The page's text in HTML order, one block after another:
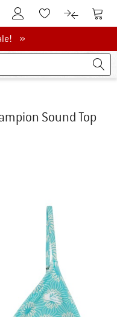
De klantenaccount
Naar deNaar de
»
Sound Top